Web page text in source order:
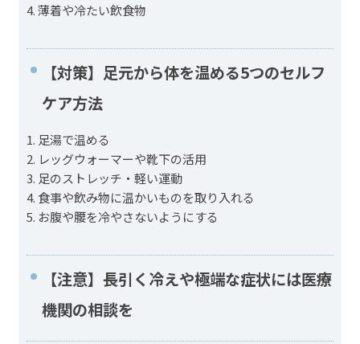
4. 薄着や冷たい飲食物
【対策】足元から体を温める5つのセルフ
ケア方法
1. 足湯で温める
2. レッグウォーマーや靴下の活用
3. 足のストレッチ・軽い運動
4. 食事や飲み物に温かいものを取り入れる
5. お腹や腰を冷やさないようにする
【注意】長引く冷えや極端な症状には医療
機関の相談を